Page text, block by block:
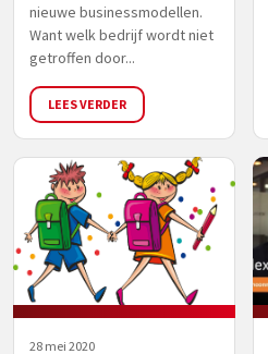
nieuwe businessmodellen.
Want welk bedrijf wordt niet
getroffen door...
LEES VERDER
28 mei 2020